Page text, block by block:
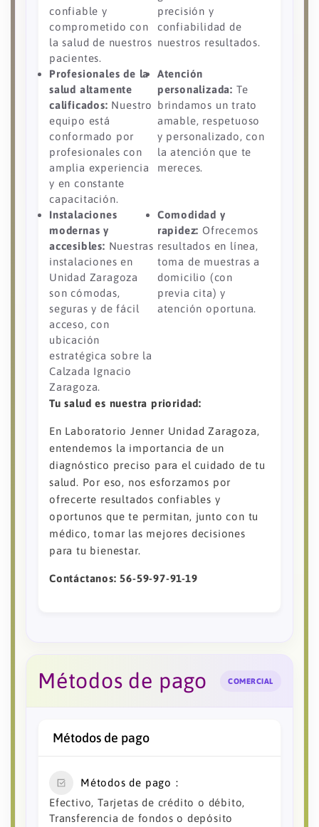
confiable y
comprometido con
la salud de nuestros
pacientes.
precisión y
confiabilidad de
nuestros resultados.
Profesionales de la
salud altamente
calificados: Nuestro
equipo está
conformado por
profesionales con
amplia experiencia
y en constante
capacitación.
Atención
personalizada: Te
brindamos un trato
amable, respetuoso
y personalizado, con
la atención que te
mereces.
Instalaciones
modernas y
accesibles: Nuestras
instalaciones en
Unidad Zaragoza
son cómodas,
seguras y de fácil
acceso, con
ubicación
estratégica sobre la
Calzada Ignacio
Zaragoza.
Comodidad y
rapidez: Ofrecemos
resultados en línea,
toma de muestras a
domicilio (con
previa cita) y
atención oportuna.
Tu salud es nuestra prioridad:
En Laboratorio Jenner Unidad Zaragoza,
entendemos la importancia de un
diagnóstico preciso para el cuidado de tu
salud. Por eso, nos esforzamos por
ofrecerte resultados confiables y
oportunos que te permitan, junto con tu
médico, tomar las mejores decisiones
para tu bienestar.
Contáctanos: 56-59-97-91-19
Métodos de pago COMERCIAL
Métodos de pago
Métodos de pago
Efectivo, Tarjetas de crédito o débito,
Transferencia de fondos o depósito